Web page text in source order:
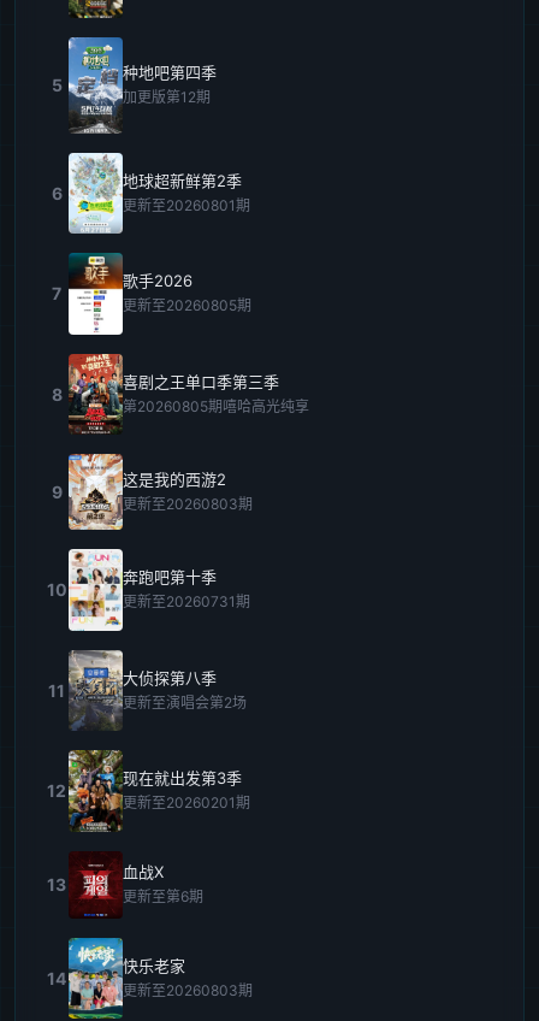
5
种地吧第四季
加更版第12期
6
地球超新鲜第2季
更新至20260801期
7
歌手2026
更新至20260805期
8
喜剧之王单口季第三季
第20260805期嘻哈高光纯享
9
这是我的西游2
更新至20260803期
10
奔跑吧第十季
更新至20260731期
11
大侦探第八季
更新至演唱会第2场
12
现在就出发第3季
更新至20260201期
13
血战X
更新至第6期
14
快乐老家
更新至20260803期